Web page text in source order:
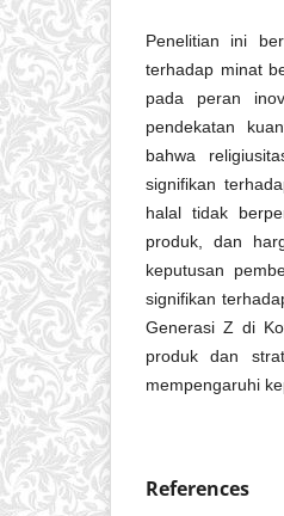
Penelitian ini
terhadap minat
pada peran
pendekatan
bahwa
signifikan
halal tidak
produk, dan
keputusan
signifikan
Generasi Z di
produk dan
mempengaruhi
References